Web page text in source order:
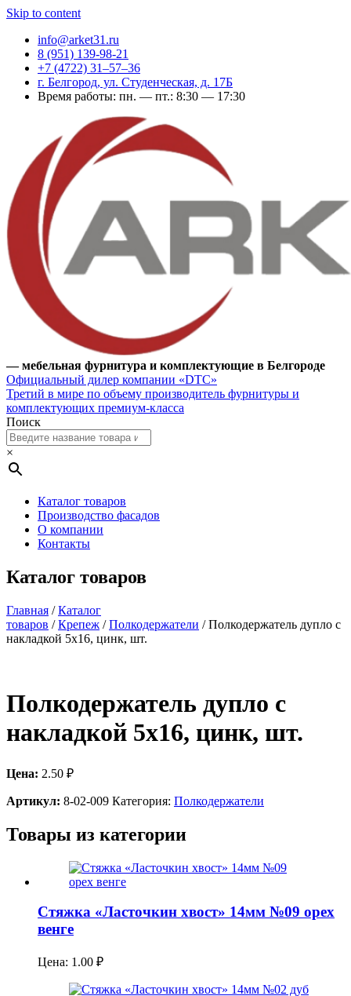
Skip to content
info@arket31.ru
8 (951) 139-98-21
+7 (4722) 31‒57‒36
г. Белгород, ул. Студенческая, д. 17Б
Время работы: пн. — пт.: 8:30 — 17:30
— мебельная фурнитура и комплектующие в Белгороде
Официальный дилер компании «DTC»
Третий в мире по объему производитель фурнитуры и
комплектующих премиум-класса
Поиск
×
Каталог товаров
Производство фасадов
О компании
Контакты
Каталог товаров
Главная /Каталог
товаров /Крепеж /Полкодержатели / Полкодержатель дупло с
накладкой 5х16, цинк, шт.
Полкодержатель дупло с
накладкой 5х16, цинк, шт.
Цена: 2.50 ₽
Артикул: 8-02-009 Категория: Полкодержатели
Товары из категории
Стяжка «Ласточкин хвост» 14мм №09 орех
венге
Цена: 1.00 ₽